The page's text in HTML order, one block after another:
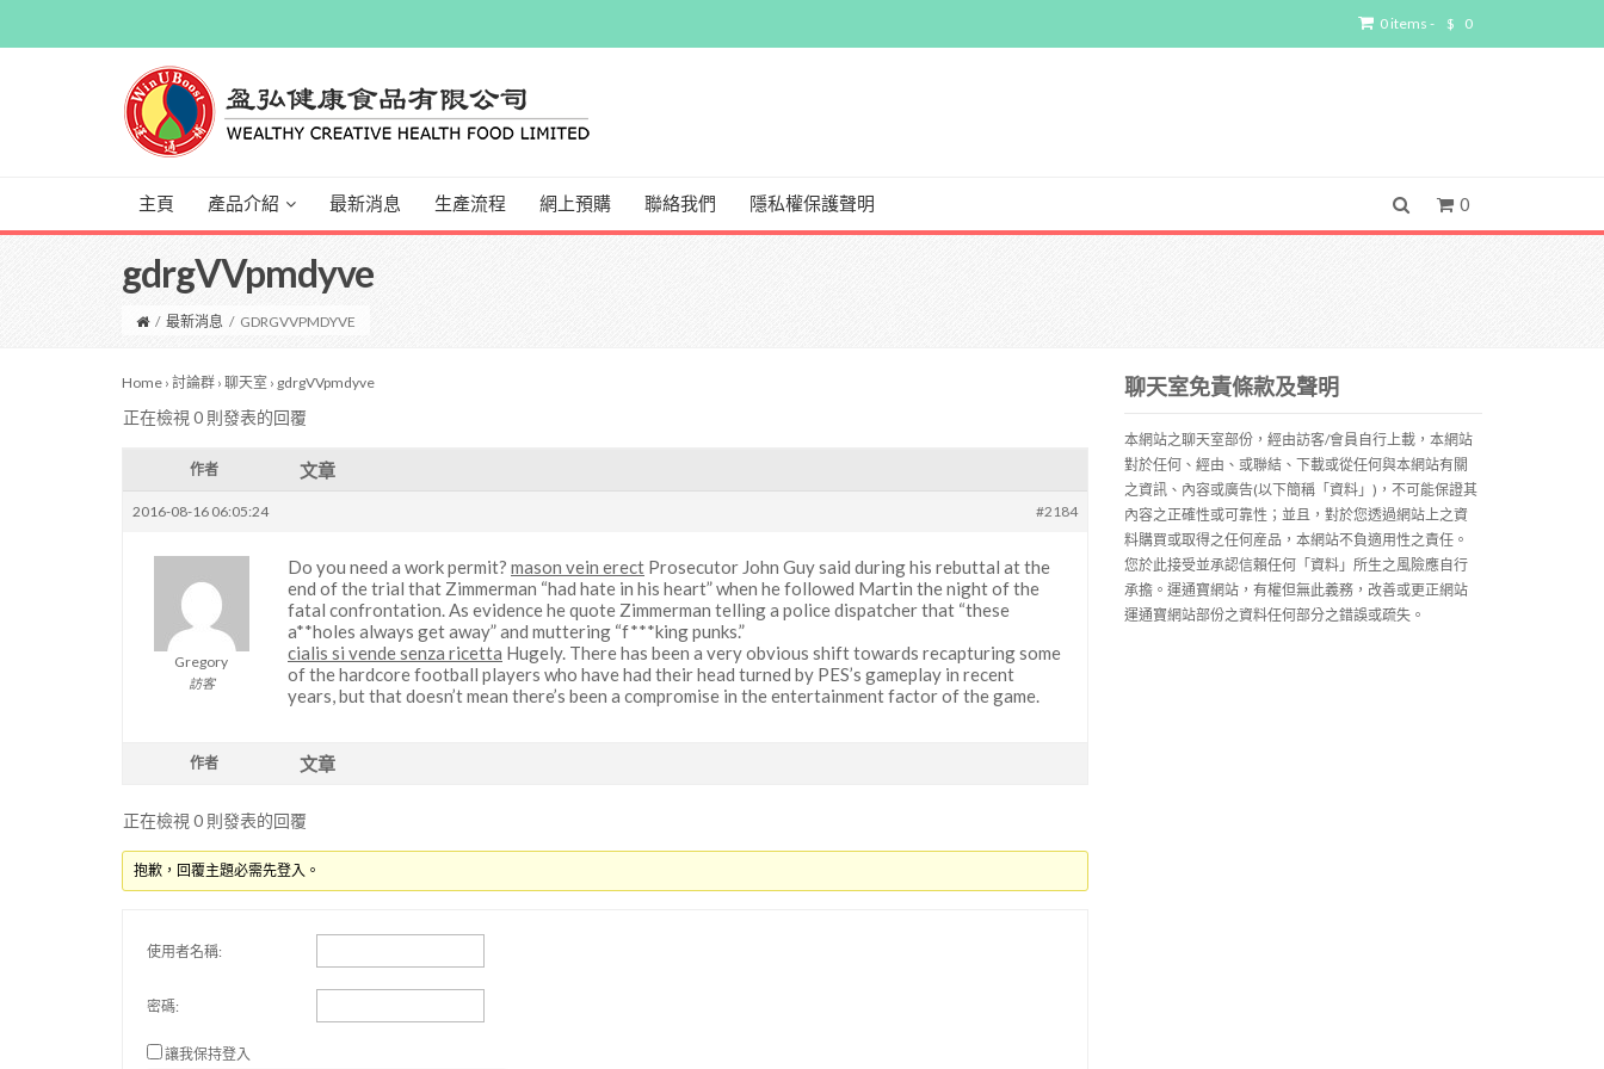
0 items - $ 0
主頁 產品介紹 最新消息 生產流程 網上預購 聯絡我們 隱私權保護聲明 0
gdrgVVpmdyve
/ 最新消息 / GDRGVVPMDYVE
Home › 討論群 › 聊天室 › gdrgVVpmdyve
正在檢視 0 則發表的回覆
作者 文章
2016-08-16 06:05:24 #2184
Gregory
訪客
Do you need a work permit? mason vein erect Prosecutor John Guy said during his rebuttal at the
end of the trial that Zimmerman “had hate in his heart” when he followed Martin the night of the
fatal confrontation. As evidence he quote Zimmerman telling a police dispatcher that “these
a**holes always get away” and muttering “f***king punks.”
cialis si vende senza ricetta Hugely. There has been a very obvious shift towards recapturing some
of the hardcore football players who have had their head turned by PES’s gameplay in recent
years, but that doesn’t mean there’s been a compromise in the entertainment factor of the game.
作者 文章
正在檢視 0 則發表的回覆
抱歉，回覆主題必需先登入。
使用者名稱:
密碼:
讓我保持登入
聊天室免責條款及聲明
本網站之聊天室部份，經由訪客/會員自行上載，本網站
對於任何、經由、或聯結、下載或從任何與本網站有關
之資訊、內容或廣告(以下簡稱「資料」)，不可能保證其
內容之正確性或可靠性；並且，對於您透過網站上之資
料購買或取得之任何産品，本網站不負適用性之責任。
您於此接受並承認信賴任何「資料」所生之風險應自行
承擔。運通寶網站，有權但無此義務，改善或更正網站
運通寶網站部份之資料任何部分之錯誤或疏失。